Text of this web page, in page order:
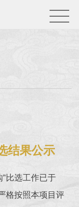
结果公示
比选工作已于
格按照本项目评